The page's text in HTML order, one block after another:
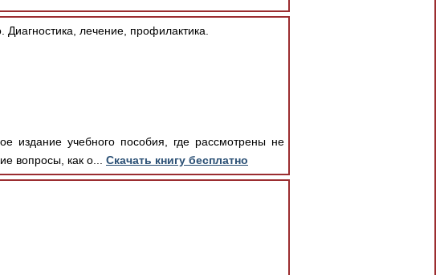
лечение, профилактика.
издание учебного пособия, где рассмотрены не
вопросы, как о... Скачать книгу бесплатно